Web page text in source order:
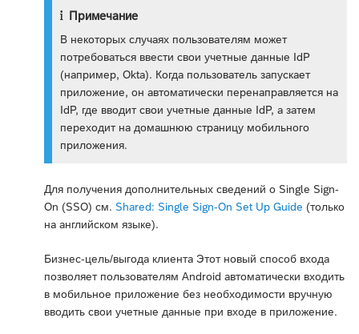
Примечание
В некоторых случаях пользователям может
потребоваться ввести свои учетные данные IdP
(например, Okta). Когда пользователь запускает
приложение, он автоматически перенаправляется на
IdP, где вводит свои учетные данные IdP, а затем
переходит на домашнюю страницу мобильного
приложения.
Для получения дополнительных сведений о Single Sign-
On (SSO) см. Shared: Single Sign-On Set Up Guide (только
на английском языке).
Бизнес-цель/выгода клиента Этот новый способ входа
позволяет пользователям Android автоматически входить
в мобильное приложение без необходимости вручную
вводить свои учетные данные при входе в приложение.